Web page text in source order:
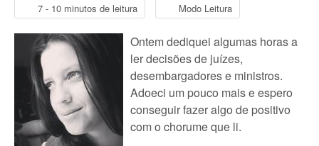
7 - 10 minutos de leitura Modo Leitura
Ontem dediquei algumas horas a
ler decisões de juízes,
desembargadores e ministros.
Adoeci um pouco mais e espero
conseguir fazer algo de positivo
com o chorume que li.